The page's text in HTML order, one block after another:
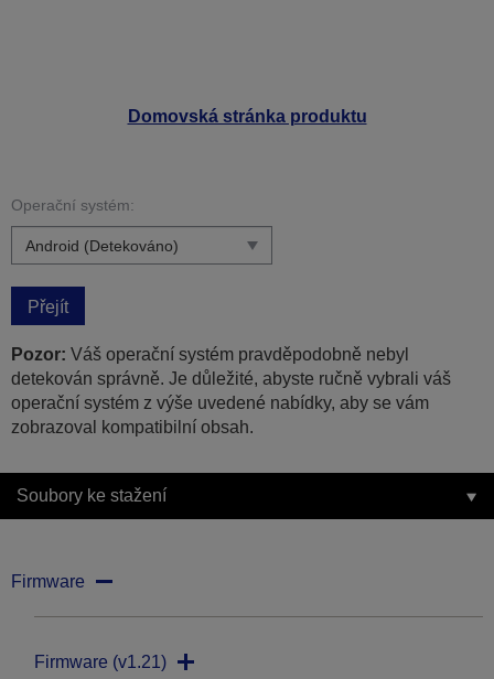
Domovská stránka produktu
Operační systém:
Přejít
Pozor: Váš operační systém pravděpodobně nebyl
detekován správně. Je důležité, abyste ručně vybrali váš
operační systém z výše uvedené nabídky, aby se vám
zobrazoval kompatibilní obsah.
Soubory ke stažení
Firmware
Firmware (v1.21)